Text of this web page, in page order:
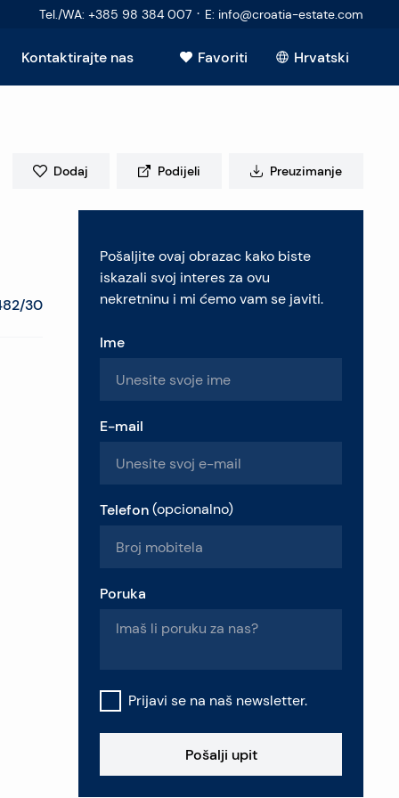
Tel./WA: +385 98 384 007 · E: info@croatia-estate.com
Kontaktirajte nas Favoriti Hrvatski
Vidi sve
30
Dodaj Podijeli Preuzimanje
Pošaljite ovaj obrazac kako biste
iskazali svoj interes za ovu
nekretninu i mi ćemo vam se javiti.
Ime
E-mail
Telefon (opcionalno)
Poruka
Prijavi se na naš newsletter.
Pošalji upit